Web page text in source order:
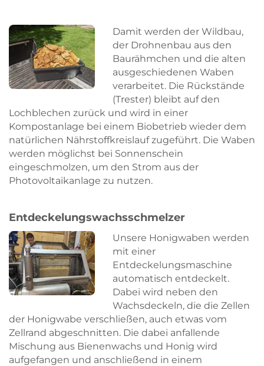
Damit werden der Wildbau,
der Drohnenbau aus den
Baurähmchen und die alten
ausgeschiedenen Waben
verarbeitet. Die Rückstände
(Trester) bleibt auf den
Lochblechen zurück und wird in einer
Kompostanlage bei einem Biobetrieb wieder dem
natürlichen Nährstoffkreislauf zugeführt. Die Waben
werden möglichst bei Sonnenschein
eingeschmolzen, um den Strom aus der
Photovoltaikanlage zu nutzen.
Entdeckelungswachsschmelzer
Unsere Honigwaben werden
mit einer
Entdeckelungsmaschine
automatisch entdeckelt.
Dabei wird neben den
Wachsdeckeln, die die Zellen
der Honigwabe verschließen, auch etwas vom
Zellrand abgeschnitten. Die dabei anfallende
Mischung aus Bienenwachs und Honig wird
aufgefangen und anschließend in einem